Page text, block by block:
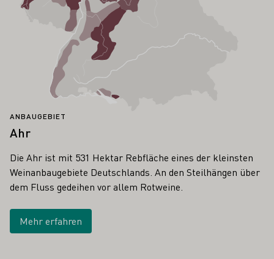
ANBAUGEBIET
Ahr
Die Ahr ist mit 531 Hektar Rebfläche eines der kleinsten
Weinanbaugebiete Deutschlands. An den Steilhängen über
dem Fluss gedeihen vor allem Rotweine.
Mehr erfahren